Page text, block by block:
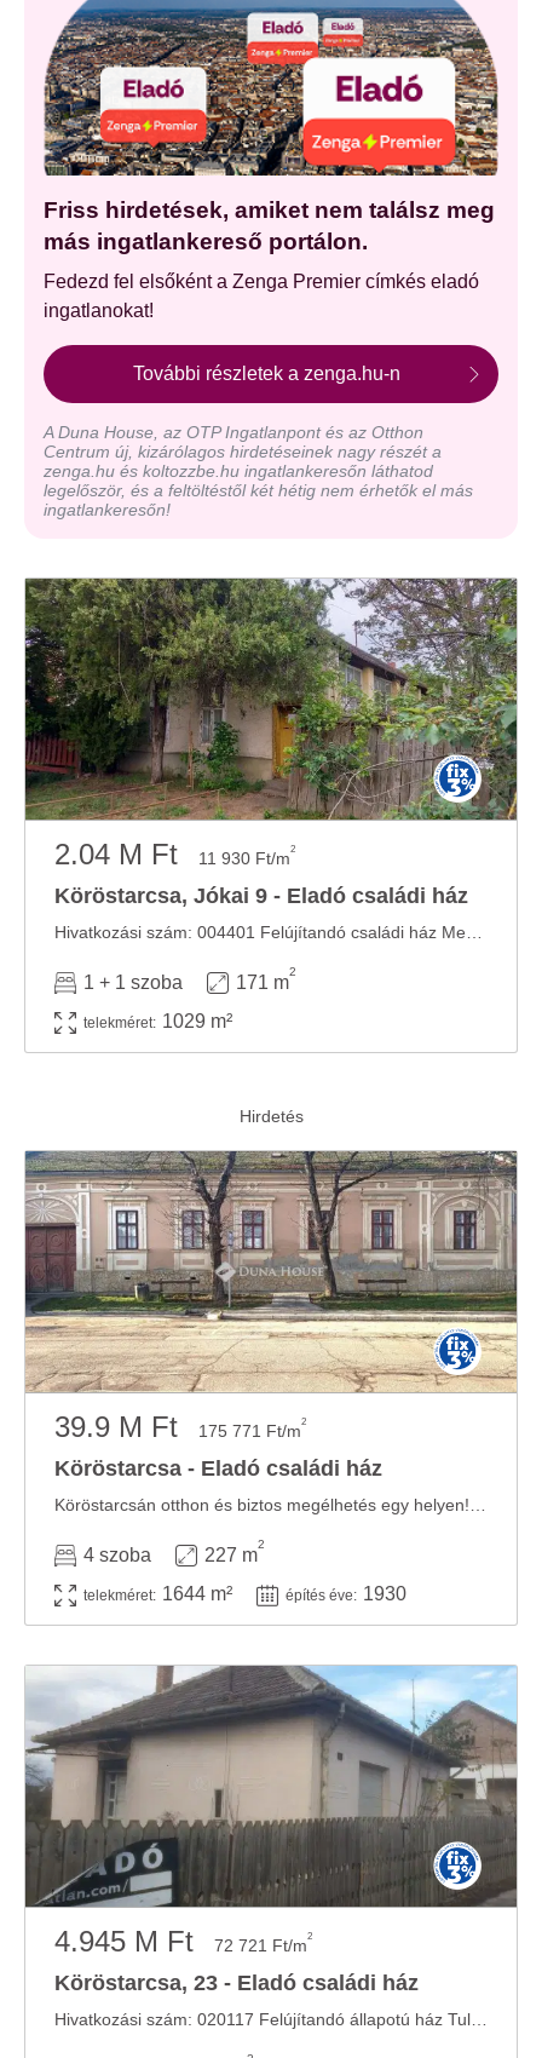
Friss hirdetések, amiket nem találsz meg
más ingatlankereső portálon.
Fedezd fel elsőként a Zenga Premier címkés eladó
ingatlanokat!
További részletek a zenga.hu-n
A Duna House, az OTP Ingatlanpont és az Otthon
Centrum új, kizárólagos hirdetéseinek nagy részét a
zenga.hu és koltozzbe.hu ingatlankeresőn láthatod
legelőször, és a feltöltéstől két hétig nem érhetők el más
ingatlankeresőn!
2.04 M Ft 11 930 Ft/m2
Köröstarcsa, Jókai 9 - Eladó családi ház
1 + 1 szoba 171 m
2
telekméret: 1029 m²
39.9 M Ft 175 771 Ft/m2
Köröstarcsa - Eladó családi ház
4 szoba 227 m
2
telekméret: 1644 m² építés éve: 1930
4.945 M Ft 72 721 Ft/m2
Köröstarcsa, 23 - Eladó családi ház